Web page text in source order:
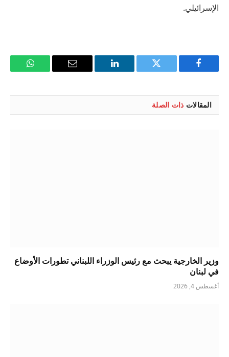
الإسرائيلي.
فيسبوك تويتر لينكدإن
البريد
واتساب
المقالات ذات الصلة
وزير الخارجية يبحث مع رئيس الوزراء اللبناني تطورات الأوضاع
في لبنان
أغسطس 4, 2026